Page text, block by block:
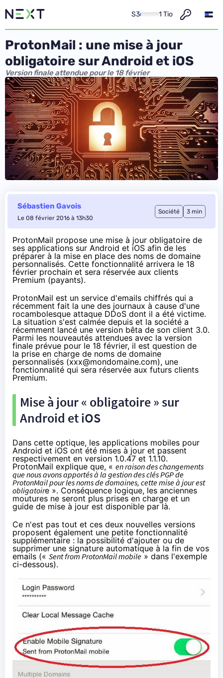
S3 1 Tio
ProtonMail : une mise à jour
obligatoire sur Android et iOS
Version finale attendue pour le 18 février
Sébastien Gavois
Le 08 février 2016 à 13h30
Société 3 min
ProtonMail propose une mise à jour obligatoire de
ses applications sur Android et iOS afin de les
préparer à la mise en place des noms de domaine
personnalisés. Cette fonctionnalité arrivera le 18
février prochain et sera réservée aux clients
Premium (payants).
ProtonMail est un service d'emails chiffrés qui a
récemment fait la une des journaux à cause d'une
rocambolesque attaque DDoS dont il a été victime.
La situation s'est calmée depuis et la société a
récemment lancé une version bêta de son client 3.0.
Parmi les nouveautés attendues avec la version
finale prévue pour le 18 février, il est question de
la prise en charge de noms de domaine
personnalisés (xxx@mondomaine.com), une
fonctionnalité qui sera réservée aux futurs clients
Premium.
Mise à jour « obligatoire » sur
Android et iOS
Dans cette optique, les applications mobiles pour
Android et iOS ont été mises à jour et passent
respectivement en version 1.0.47 et 1.1.10.
ProtonMail explique que, « en raison des changements
que nous avons apportés à la gestion des clés PGP de
ProtonMail pour les noms de domaines, cette mise à jour est
obligatoire ». Conséquence logique, les anciennes
moutures ne seront plus prises en charge et un
guide de mise à jour est disponible par là.
Ce n'est pas tout et ces deux nouvelles versions
proposent également une petite fonctionnalité
supplémentaire : la possibilité d'ajouter ou de
supprimer une signature automatique à la fin de vos
emails (« Sent from ProtonMail mobile» dans l'exemple
ci-dessous).